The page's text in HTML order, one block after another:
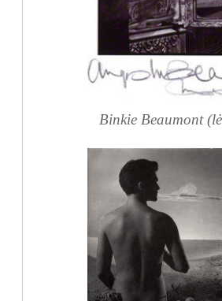
Binkie Beaumont